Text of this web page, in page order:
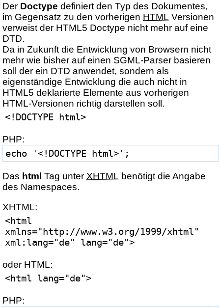
Der Doctype definiert den Typ des Dokumentes,
im Gegensatz zu den vorherigen HTML Versionen
verweist der HTML5 Doctype nicht mehr auf eine
DTD.
Da in Zukunft die Entwicklung von Browsern nicht
mehr wie bisher auf einen SGML-Parser basieren
soll der ein DTD anwendet, sondern als
eigenständige Entwicklung die auch nicht in
HTML5 deklarierte Elemente aus vorherigen
HTML-Versionen richtig darstellen soll.
<!DOCTYPE html>
PHP:
echo '<!DOCTYPE html>';
Das html Tag unter XHTML benötigt die Angabe
des Namespaces.
XHTML:
<html
xmlns="http://www.w3.org/1999/xhtml"
xml:lang="de" lang="de">
oder HTML:
<html lang="de">
PHP: